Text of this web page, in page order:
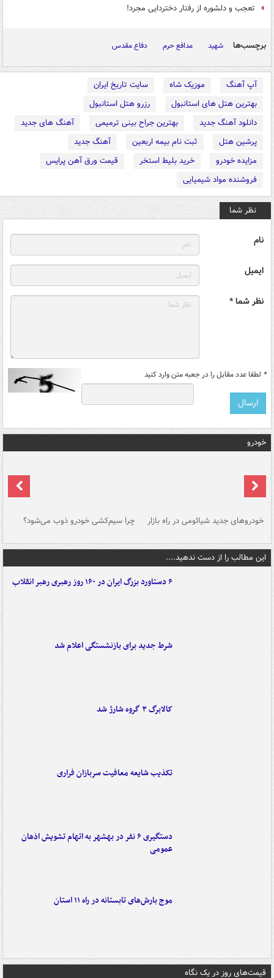
تعجب و دلشوره از رفتار دختردایی مجرد!
برچسب‌ها شهید مدافع حرم دفاع مقدس
آپ آهنگ موزیک شاه
سایت تاریخ ایران
بهترین هتل های استانبول
رزرو هتل استانبول
دانلود آهنگ جدید
بهترین جراح بینی ترمیمی
آهنگ های جدید
پرشین هتل
ثبت نام بیمه اربعین
آهنگ جدید
مزایده خودرو
خرید بلیط استخر
قیمت ورق آهن پرایس
فروشنده مواد شیمیایی
نظر شما
نام
ایمیل
نظر شما *
* لطفا عدد مقابل را در جعبه متن وارد کنید
خودرو
خودروهای جدید شیائومی در راه بازار چرا سیم‌کشی خودرو ذوب می‌شود؟
این مطالب را از دست ندهید....
۶ دستاورد بزرگ ایران در ۱۶۰ روز رهبری رهبر انقلاب
شرط جدید برای بازنشستگی اعلام شد
کالابرگ ۳ گروه شارژ شد
تکذیب شایعه معافیت سربازان فراری
دستگیری ۶ نفر در بهشهر به اتهام تشویش اذهان
عمومی
موج بارش‌های تابستانه در راه ۱۱ استان
قیمت‌های روز در یک نگاه